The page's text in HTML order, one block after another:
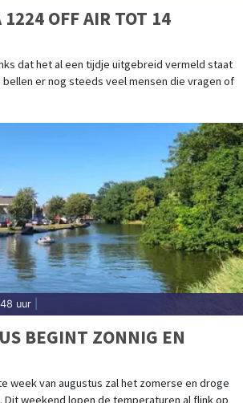
1224 OFF AIR TOT 14
dat het al een tijdje uitgebreid vermeld staat
er nog steeds veel mensen die vragen of
uur
BEGINT ZONNIG EN
week van augustus zal het zomerse en droge
weekend lopen de temperaturen al flink op